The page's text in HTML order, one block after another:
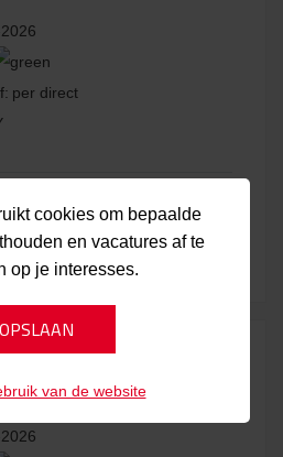
per direct
Bekijk kandidaat
cookies om bepaalde
en vacatures af te
op je interesses.
van de website